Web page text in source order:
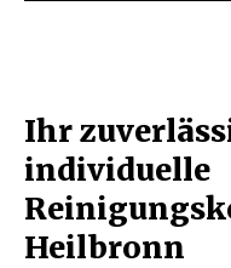
Ihr
individuelle
Heilbronn